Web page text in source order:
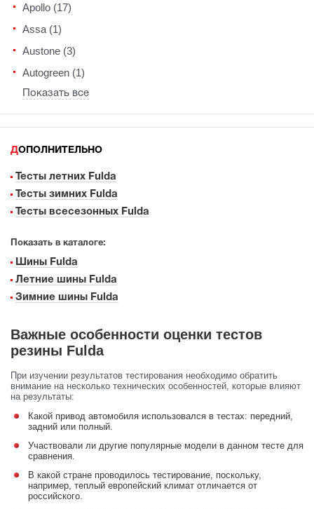
Apollo (17)
Assa (1)
Austone (3)
Autogreen (1)
Показать все
ДОПОЛНИТЕЛЬНО
Тесты летних Fulda
Тесты зимних Fulda
Тесты всесезонных Fulda
Показать в каталоге:
Шины Fulda
Летние шины Fulda
Зимние шины Fulda
Важные особенности оценки тестов
резины Fulda
При изучении результатов тестирования необходимо обратить
внимание на несколько технических особенностей, которые влияют
на результаты:
Какой привод автомобиля использовался в тестах: передний,
задний или полный.
Участвовали ли другие популярные модели в данном тесте для
сравнения.
В какой стране проводилось тестирование, поскольку,
например, теплый европейский климат отличается от
российского.